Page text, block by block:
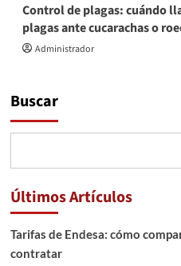
Control de plagas: cuándo
plagas ante cucarachas o
Administrador
Buscar
Últimos Artículos
Tarifas de Endesa: cómo
contratar